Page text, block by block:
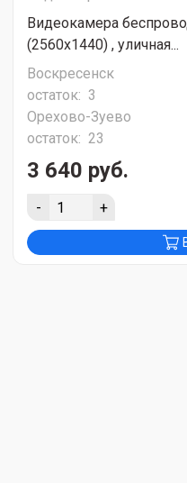
Видеокамера
(2560х1440) , уличная...
Воскресенск
остаток: 3
Орехово-Зуево
остаток: 23
3 640 руб.
- +